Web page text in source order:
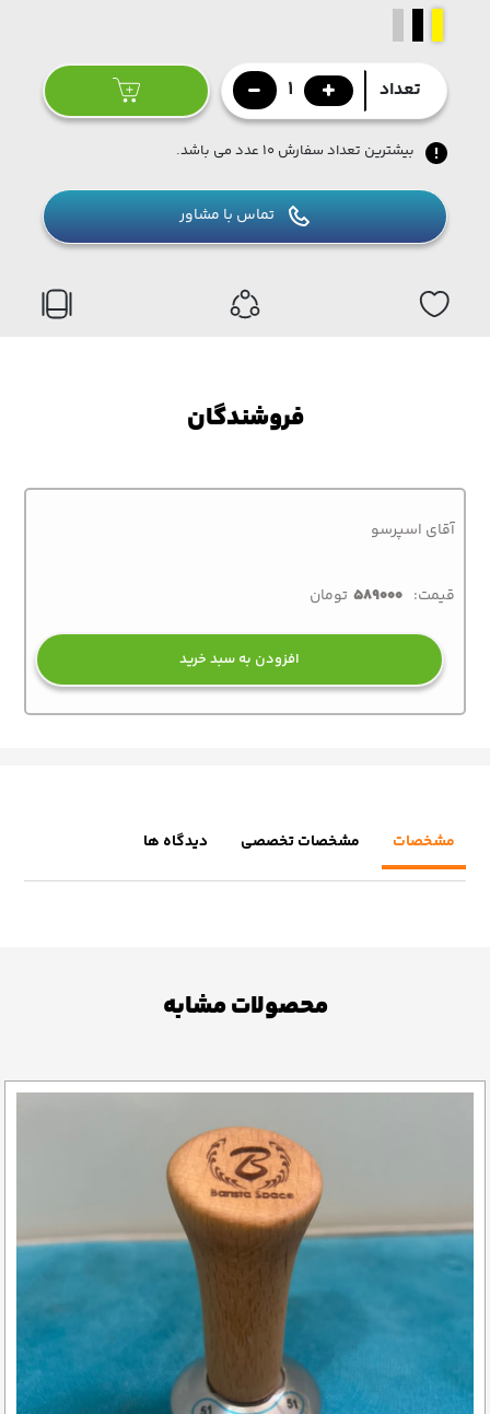
تعداد 1
بیشترین تعداد سفارش ۱۰ عدد می باشد.
تماس با مشاور
فروشندگان
آقای اسپرسو
قیمت: 589000 تومان
افزودن به سبد خرید
مشخصات مشخصات تخصصی دیدگاه ها
محصولات مشابه